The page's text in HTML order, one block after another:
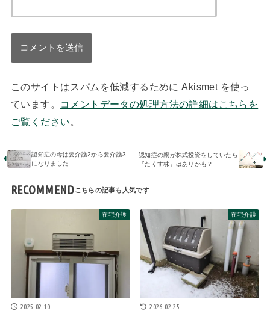
このサイトはスパムを低減するために Akismet を使っ
ています。
コメントデータの処理方法の詳細はこちらを
ご覧ください。
認知症の母は要介護2から要介護3
になりました
認知症の親が株式投資をしていたら
『たくす株』はありかも？
RECOMMEND
在宅介護
2025.02.10
在宅介護
2026.02.25